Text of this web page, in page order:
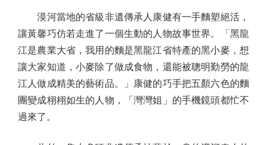
漠河當地的省級非遺傳承人康健有一手麵塑絕活，
讓黃馨巧仿若走進了一個生動的人物故事世界。「黑龍
江是農業大省，我用的麵是黑龍江省特產的黑小麥，想
讓大家知道，小麥除了做成食物，還能被聰明勤勞的龍
江人做成精美的藝術品。」康健的巧手把五顏六色的麵
團變成栩栩如生的人物，「灣灣姐」的手機鏡頭都忙不
過來了。